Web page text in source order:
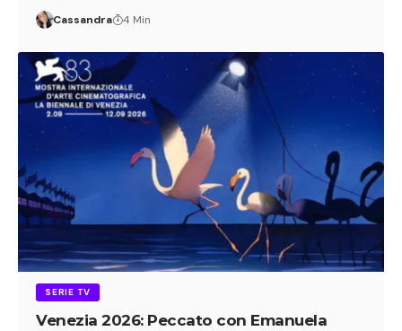
Cassandra 4 Min
SERIE TV
Venezia 2026: Peccato con Emanuela